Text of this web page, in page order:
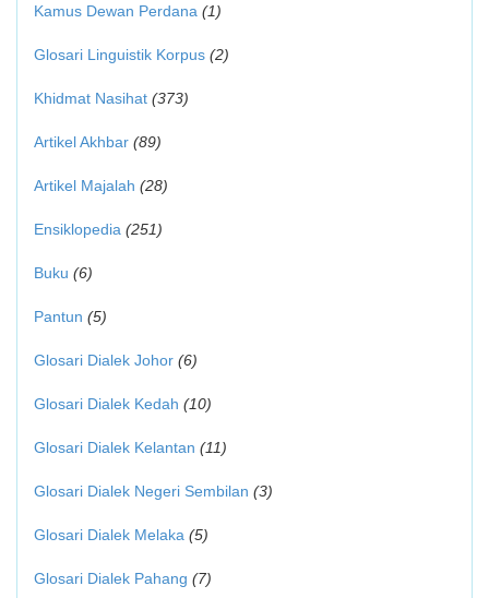
Kamus Dewan Perdana (1)
Glosari Linguistik Korpus (2)
Khidmat Nasihat (373)
Artikel Akhbar (89)
Artikel Majalah (28)
Ensiklopedia (251)
Buku (6)
Pantun (5)
Glosari Dialek Johor (6)
Glosari Dialek Kedah (10)
Glosari Dialek Kelantan (11)
Glosari Dialek Negeri Sembilan (3)
Glosari Dialek Melaka (5)
Glosari Dialek Pahang (7)